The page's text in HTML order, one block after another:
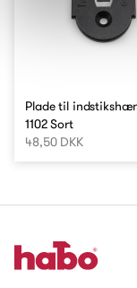
Plade til
1102 Sort
48,50 DKK